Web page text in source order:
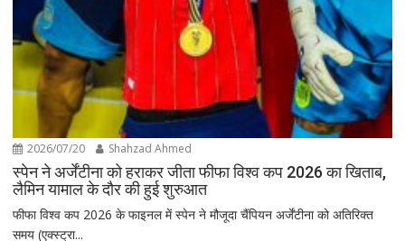
2026/07/20 Shahzad Ahmed
स्पेन ने अर्जेंटीना को हराकर जीता फीफा विश्व कप 2026 का खिताब,
लैमिन यामाल के दौर की हुई शुरुआत
फीफा विश्व कप 2026 के फाइनल में स्पेन ने मौजूदा चैंपियन अर्जेंटीना को अतिरिक्त
समय (एक्स्ट्रा...